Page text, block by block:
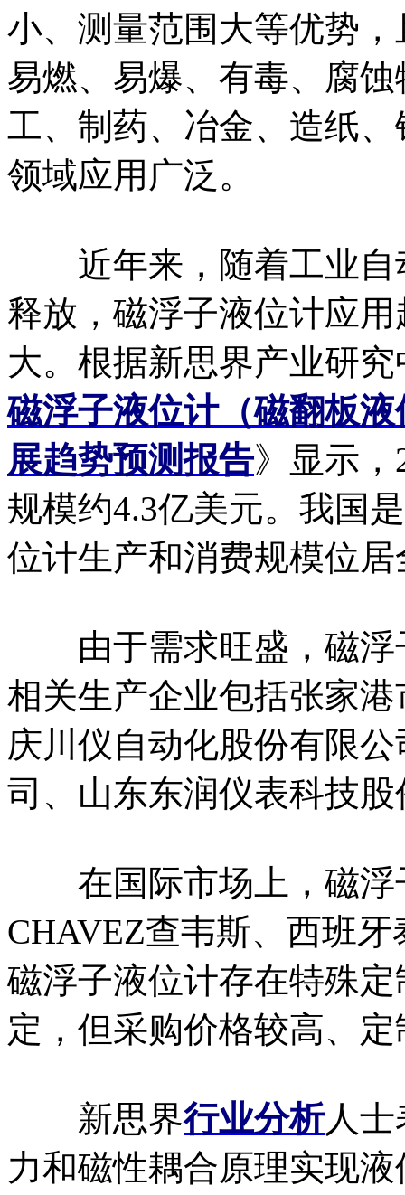
小、测量范围大等优势
易燃、易爆、有毒、腐
工、制药、冶金、造纸
领域应用广泛。
近年来，随着工业自
释放，磁浮子液位计应
大。根据新思界产业研
磁浮子液位计（磁翻板
展趋势预测报告》显示，
规模约4.3亿美元。我国
位计生产和消费规模位
由于需求旺盛，磁浮
相关生产企业包括张家
庆川仪自动化股份有限
司、山东东润仪表科技
在国际市场上，磁浮
CHAVEZ查韦斯、西班
磁浮子液位计存在特殊
定，但采购价格较高、
新思界行业分析人士
力和磁性耦合原理实现